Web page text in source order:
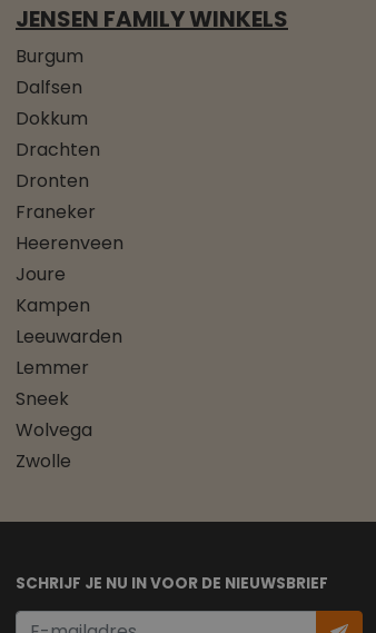
JENSEN FAMILY WINKELS
Burgum
Dalfsen
Dokkum
Drachten
Dronten
Franeker
Heerenveen
Joure
Kampen
Leeuwarden
Lemmer
Sneek
Wolvega
Zwolle
SCHRIJF JE NU IN VOOR DE NIEUWSBRIEF